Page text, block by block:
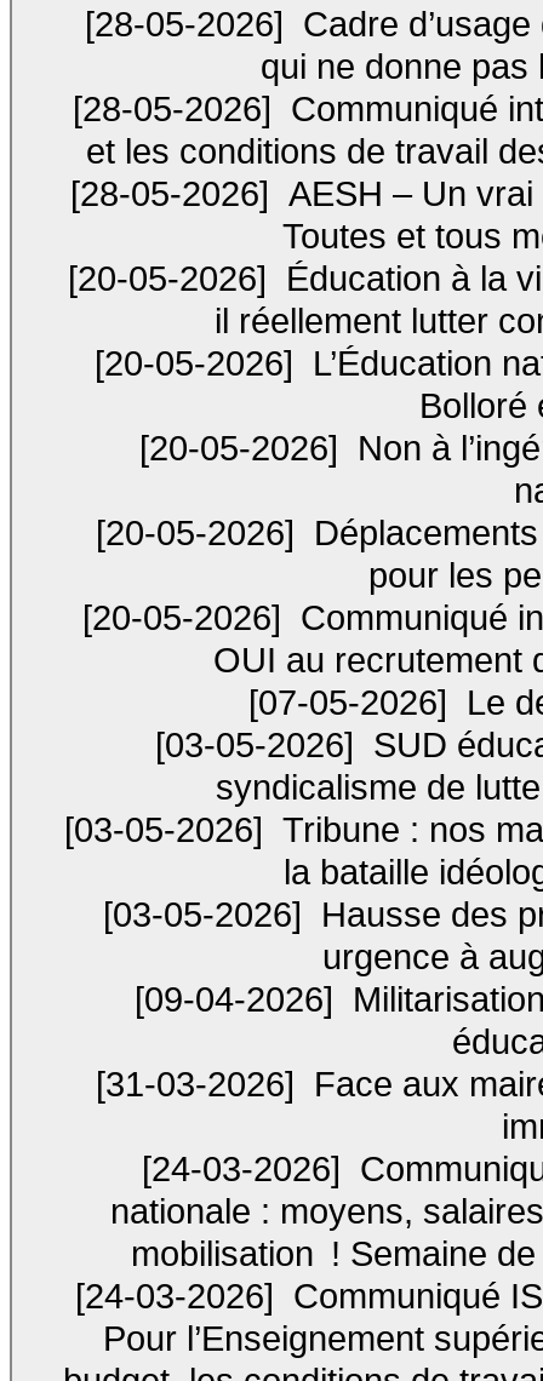
[28-05-2026] Cadre
qui ne donne
[28-05-2026] Communiqué
et les conditions de travail
[28-05-2026] AESH – Un
Toutes et tous
[20-05-2026]
Éducation à la
il réellement lutter
[20-05-2026]
L’Éducation
Bolloré
[20-05-2026]
Non à
[20-05-2026]
pour les
[20-05-2026] Communiqué
OUI au recrutement
[07-05-2026]
Le
[03-05-2026] SUD
syndicalisme de
[03-05-2026] Tribune : nos
la bataille
[03-05-2026]
Hausse des
urgence à
[09-04-2026]
[31-03-2026]
Face aux
[24-03-2026]
nationale : moyens,
mobilisation ! Semaine
[24-03-2026] Communiqué
Pour l’Enseignement